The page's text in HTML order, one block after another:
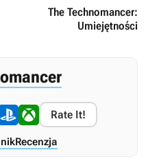
The Technomancer:
Umiejętności
Rate It!
Recenzja